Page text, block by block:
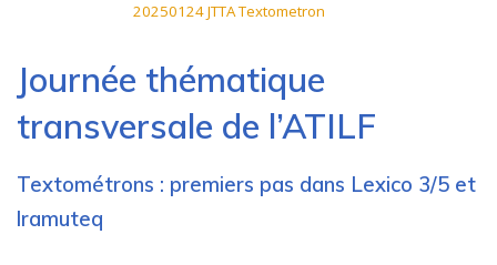
20250124 JTTA Textometron
Journée thématique
transversale de l’ATILF
Textométrons : premiers pas dans Lexico 3/5 et
lramuteq